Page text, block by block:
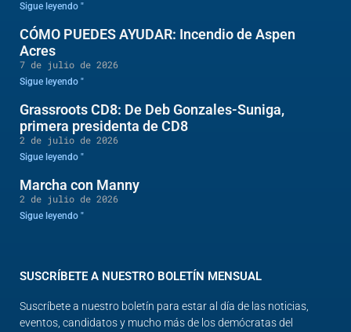
Sigue leyendo "
CÓMO PUEDES AYUDAR: Incendio de Aspen
Acres
7 de julio de 2026
Sigue leyendo "
Grassroots CD8: De Deb Gonzales-Suniga,
primera presidenta de CD8
2 de julio de 2026
Sigue leyendo "
Marcha con Manny
2 de julio de 2026
Sigue leyendo "
SUSCRÍBETE A NUESTRO BOLETÍN MENSUAL
Suscríbete a nuestro boletín para estar al día de las noticias,
eventos, candidatos y mucho más de los demócratas del